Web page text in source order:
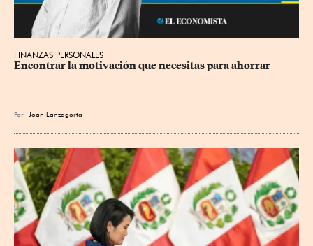
FINANZAS PERSONALES
Encontrar la motivación que necesitas para ahorrar
Por Joan Lanzagorta